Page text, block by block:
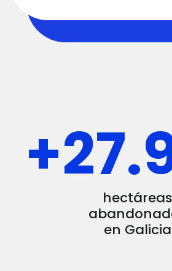
+
hectáreas
en Galicia